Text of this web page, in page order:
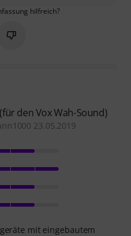
hilfreich?
Sie diese
Markieren Sie diese
den Vox Wah-Sound)
23.05.2019
mit eingebautem